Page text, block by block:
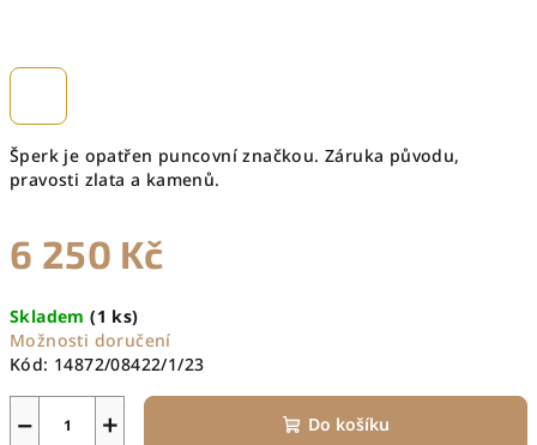
Šperk je opatřen puncovní značkou. Záruka původu,
pravosti zlata a kamenů.
6 250 Kč
cena:
Skladem(1 ks)
Možnosti doručení
Kód: 14872/08422/1/23
+
− Do košíku